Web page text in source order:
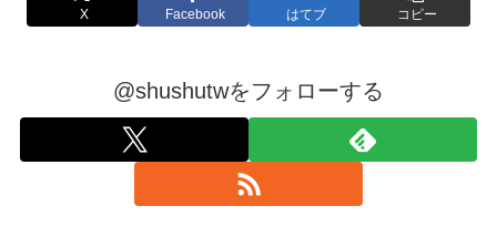
X Facebook はてブ コピー
@shushutwをフォローする